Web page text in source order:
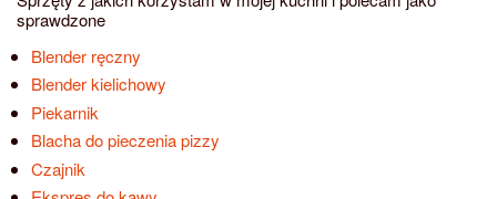
sprawdzone
Blender ręczny
Blender kielichowy
Piekarnik
Blacha do pieczenia pizzy
Czajnik